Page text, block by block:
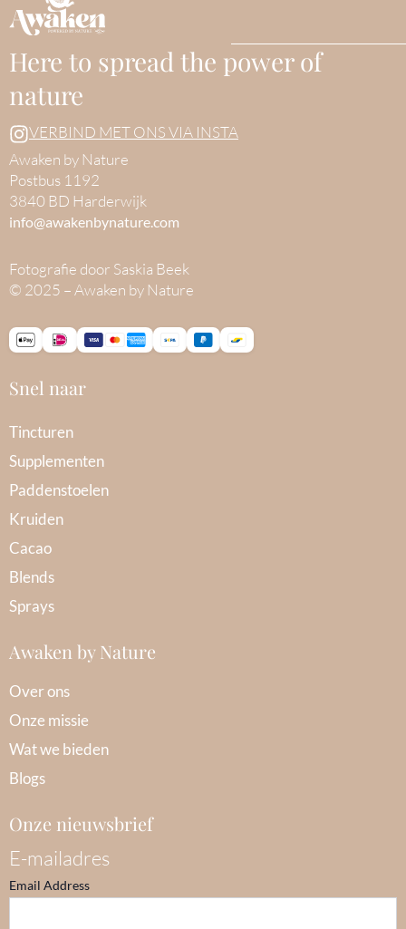
Here to spread the power of
nature
VERBIND MET ONS VIA INSTA
Awaken by Nature
Postbus 1192
3840 BD Harderwijk
info@awakenbynature.com
Fotografie door Saskia Beek
© 2025 – Awaken by Nature
Snel naar
Tincturen
Supplementen
Paddenstoelen
Kruiden
Cacao
Blends
Sprays
Awaken by Nature
Over ons
Onze missie
Wat we bieden
Blogs
Onze nieuwsbrief
E-mailadres
Email Address